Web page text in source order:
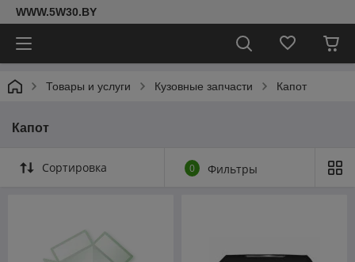
WWW.5W30.BY
Товары и услуги Кузовные запчасти Капот
Капот
Сортировка 0 Фильтры